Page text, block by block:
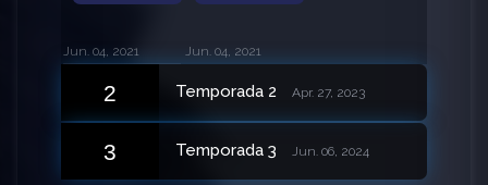
Jun. 04, 2021 Jun. 04, 2021
2 Temporada 2 Apr. 27, 2023
3 Temporada 3 Jun. 06, 2024